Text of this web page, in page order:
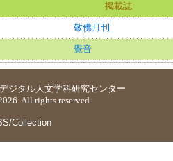
掲載誌
敬佛月刊
覺音
ジタル人文学科研究センター
All rights reserved
Collection